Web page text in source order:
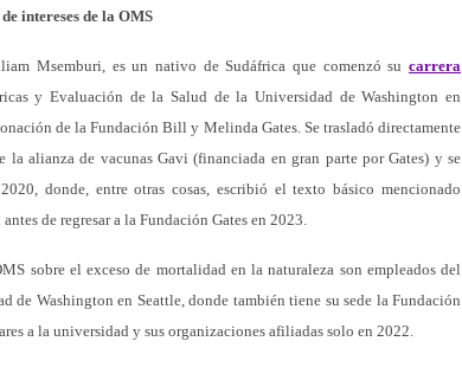
intereses de la OMS
Msemburi, es un nativo de Sudáfrica que comenzó su carrera
y Evaluación de la Salud de la Universidad de Washington en
de la Fundación Bill y Melinda Gates. Se trasladó directamente
la alianza de vacunas Gavi (financiada en gran parte por Gates) y se
donde, entre otras cosas, escribió el texto básico mencionado
de regresar a la Fundación Gates en 2023.
sobre el exceso de mortalidad en la naturaleza son empleados del
de Washington en Seattle, donde también tiene su sede la Fundación
a la universidad y sus organizaciones afiliadas solo en 2022.